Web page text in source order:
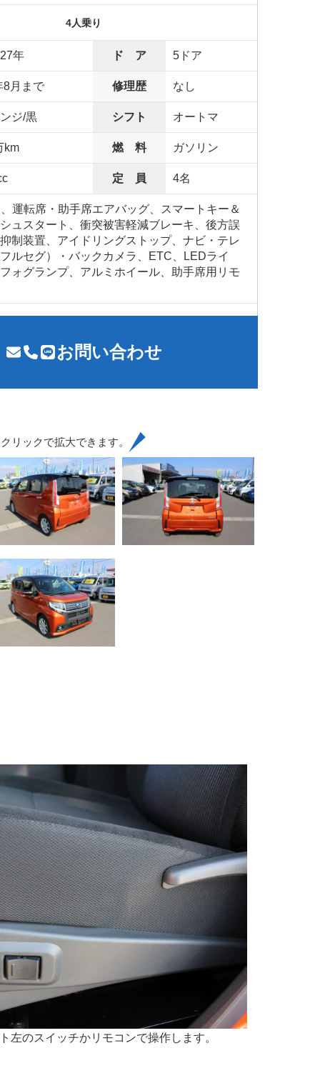
4人乗り
年 ド ア 5ドア
8月まで 修理歴 なし
ジ/黒 シフト オートマ
km 燃 料 ガソリン
定 員 4名
運転席・助手席エアバッグ、スマートキー＆
ュスタート、衝突被害軽減ブレーキ、後方誤
制装置、アイドリングストップ、ナビ・テレ
ルセグ）・バックカメラ、ETC、LEDライ
ォグランプ、アルミホイール、助手席用リモ
お問い合わせ
リックで拡大できます。
左のスイッチかリモコンで操作します。